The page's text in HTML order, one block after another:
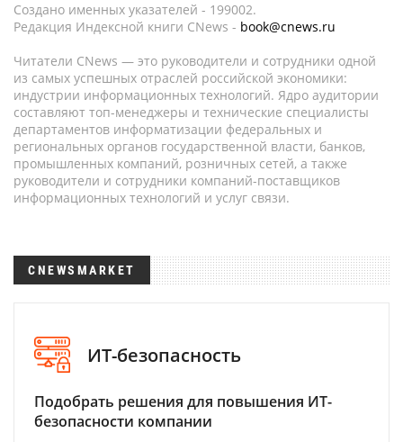
Создано именных указателей - 199002.
Редакция Индексной книги CNews - book@cnews.ru
Читатели CNews — это руководители и сотрудники одной
из самых успешных отраслей российской экономики:
индустрии информационных технологий. Ядро аудитории
составляют топ-менеджеры и технические специалисты
департаментов информатизации федеральных и
региональных органов государственной власти, банков,
промышленных компаний, розничных сетей, а также
руководители и сотрудники компаний-поставщиков
информационных технологий и услуг связи.
CNEWSMARKET
ИТ-безопасность
Подобрать решения для повышения ИТ-
безопасности компании